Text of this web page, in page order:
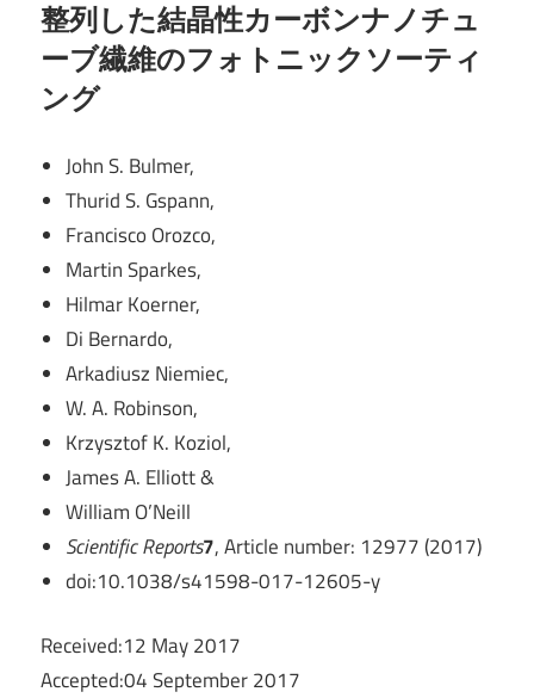
整列した結晶性カーボンナノチュ
ーブ繊維のフォトニックソーティ
ング
John S. Bulmer,
Thurid S. Gspann,
Francisco Orozco,
Martin Sparkes,
Hilmar Koerner,
Di Bernardo,
Arkadiusz Niemiec,
W. A. Robinson,
Krzysztof K. Koziol,
James A. Elliott &
William O’Neill
Scientific Reports7, Article number: 12977 (2017)
doi:10.1038/s41598-017-12605-y
Received:12 May 2017
Accepted:04 September 2017